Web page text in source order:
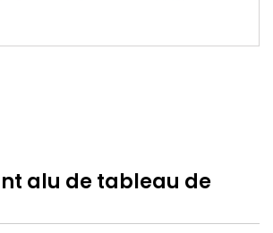
alu de tableau de